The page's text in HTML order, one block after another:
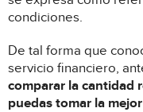
condiciones.
De tal forma que
servicio financiero,
comparar la cantidad
puedas tomar la